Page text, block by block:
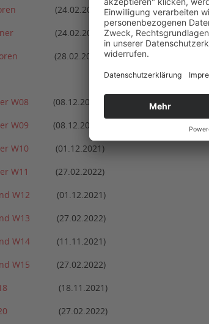
(24.02.2022)
(24.02.2022)
(28.02.2022)
W08 (08.12.2021)
W09 (08.12.2021)
W10 (01.12.2021)
W11
(27.02.2022)
W12 (01.12.2021)
W13 (27.02.2022)
W14 (11.11.2021)
W15 (27.02.2022)
(18.11.2021)
(27.02.2022)